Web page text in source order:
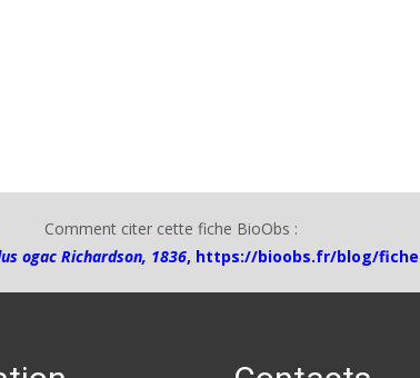
Comment citer cette fiche BioObs :
ogac Richardson, 1836, https://bioobs.fr/blog/